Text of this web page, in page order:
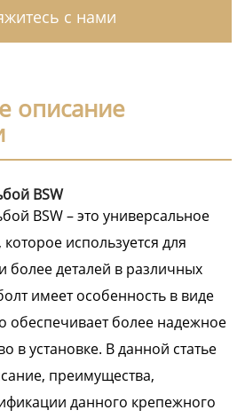
с нами
описание
BSW
BSW – это универсальное
используется для
более деталей в различных
имеет особенность в виде
обеспечивает более надежное
в установке. В данной статье
преимущества,
данного крепежного